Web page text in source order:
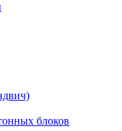
блоков